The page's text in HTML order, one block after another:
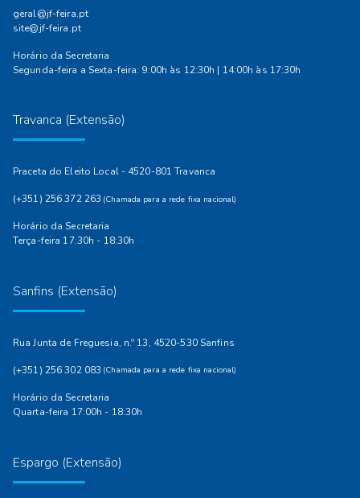
geral@jf-feira.pt
site@jf-feira.pt
Horário da Secretaria
Segunda-feira a Sexta-feira: 9:00h às 12:30h | 14:00h às 17:30h
Travanca (Extensão)
Praceta do Eleito Local - 4520-801 Travanca
(+351) 256 372 263 (Chamada para a rede fixa nacional)
Horário da Secretaria
Terça-feira 17:30h - 18:30h
Sanfins (Extensão)
Rua Junta de Freguesia, n.º 13, 4520-530 Sanfins
(+351) 256 302 083 (Chamada para a rede fixa nacional)
Horário da Secretaria
Quarta-feira 17:00h - 18:30h
Espargo (Extensão)